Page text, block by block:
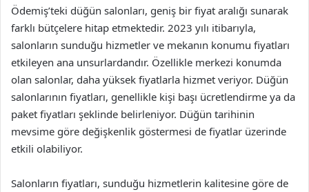
Ödemiş’teki düğün salonları, geniş bir fiyat aralığı sunarak
farklı bütçelere hitap etmektedir. 2023 yılı itibarıyla,
salonların sunduğu hizmetler ve mekanın konumu fiyatları
etkileyen ana unsurlardandır. Özellikle merkezi konumda
olan salonlar, daha yüksek fiyatlarla hizmet veriyor. Düğün
salonlarının fiyatları, genellikle kişi başı ücretlendirme ya da
paket fiyatları şeklinde belirleniyor. Düğün tarihinin
mevsime göre değişkenlik göstermesi de fiyatlar üzerinde
etkili olabiliyor.
Salonların fiyatları, sunduğu hizmetlerin kalitesine göre de